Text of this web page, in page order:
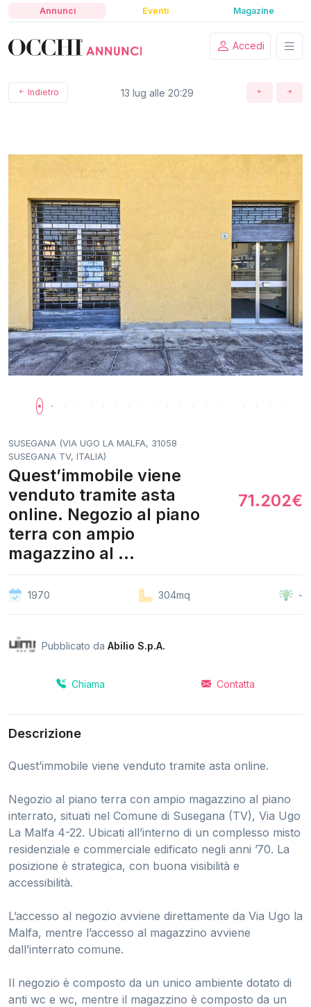
Annunci Eventi Magazine
Accedi
Indietro 13 lug alle 20:29
SUSEGANA (VIA UGO LA MALFA, 31058
SUSEGANA TV, ITALIA)
Quest’immobile viene
venduto tramite asta
online. Negozio al piano
terra con ampio
magazzino al ...
71.202€
1970 304mq -
Pubblicato da Abilio S.p.A.
Chiama Contatta
Descrizione
Quest’immobile viene venduto tramite asta online.
Negozio al piano terra con ampio magazzino al piano
interrato, situati nel Comune di Susegana (TV), Via Ugo
La Malfa 4-22. Ubicati all’interno di un complesso misto
residenziale e commerciale edificato negli anni ’70. La
posizione è strategica, con buona visibilità e
accessibilità.
L’accesso al negozio avviene direttamente da Via Ugo la
Malfa, mentre l’accesso al magazzino avviene
dall’interrato comune.
Il negozio è composto da un unico ambiente dotato di
anti wc e wc, mentre il magazzino è composto da un